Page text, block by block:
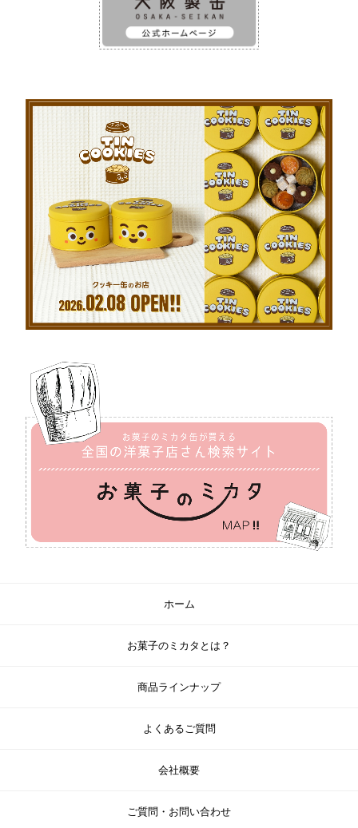
ホーム
お菓子のミカタとは？
商品ラインナップ
よくあるご質問
会社概要
ご質問・お問い合わせ